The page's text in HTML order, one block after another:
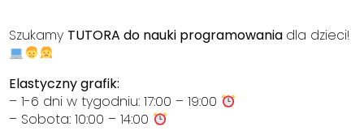
Szukamy TUTORA do nauki programowania dla dzieci!
Elastyczny grafik:
– 1-6 dni w tygodniu: 17:00 – 19:00
– Sobota: 10:00 – 14:00